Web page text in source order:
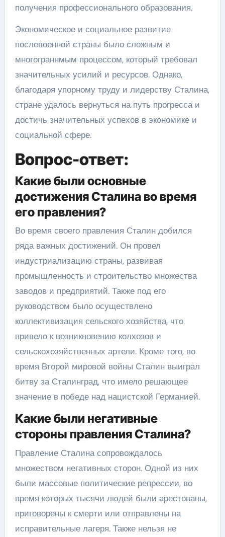
получения профессионального образования.
Экономическое и социальное развитие
послевоенной страны было сложным и
многограннмым процессом, который требовал
значительных усилий и ресурсов. Однако,
благодаря упорному труду и лидерству Сталина,
стране удалось вернуться на путь прогресса и
достичь значительных успехов в экономике и
социальной сфере.
Вопрос-ответ:
Какие были основные
достижения Сталина во время
его правления?
Во время своего правления Сталин добился
ряда важных достижений. Он провел
индустриализацию страны, развивая
промышленность и строительство множества
заводов и предприятий. Также под его
руководством было осуществлено
коллективизация сельского хозяйства, что
привело к возникновению колхозов и
сельскохозяйственных артели. Кроме того, во
время Второй мировой войны Сталин выиграл
битву за Сталинград, что имело решающее
значение в победе над нацистской Германией.
Какие были негативные
стороны правления Сталина?
Правление Сталина сопровождалось
множеством негативных сторон. Одной из них
были массовые политические репрессии, во
время которых тысячи людей были арестованы,
приговорены к смерти или отправлены на
исправительные лагеря. Также нельзя не